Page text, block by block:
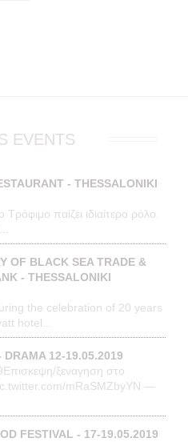
EVENTS
- THESSALONIKI
παίζει ιδιαίτερο ρόλο.
OF BLACK SEA TRADE &
- THESSALONIKI
the celebration of 20 years
hotel...
DRAMA 12-19.05.2019
ξεναγηση στο
mRaSMZbyYN —
FESTIVAL - 17-19.05.2019